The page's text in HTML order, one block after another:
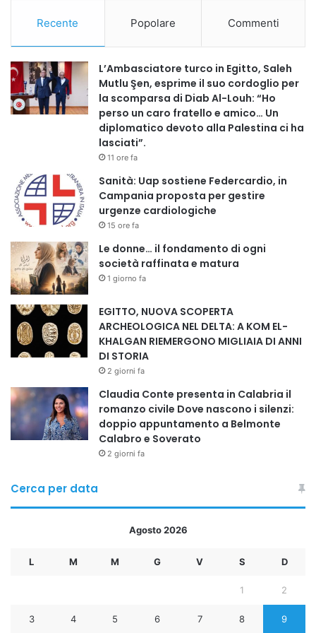
About Fondazione Milan
Dal 2003 a oggi, Fondazione Milan ha realizzato oltre 270
progetti sociali e investito 12,5 milioni di euro a beneficio
di più di 200mila giovani in 25 Paesi di tutto mondo,
utilizzando lo sport come strumento di inclusione e
riscatto sociale. Da sempre impegnata nel continente
africano, in Repubblica Democratica del Congo ha
promosso il suo primo progetto internazionale, proprio nel
2003, attraverso una campagna di vaccinazione rivolta a
circa 17mila bambine e bambini locali.
About Fondazione Mama Sofia
Fondata nel 2017 da Zakia Seddiki Attanasio, moglie
dell’ambasciatore italiano in Repubblica Democratica del
Congo Luca Attanasio, come associazione umanitaria e
diventata fondazione nel 2021, Fondazione Mama Sofia è
impegnata nella tutela dei diritti umani, civili, sociali e
politici dei giovani socialmente ed economicamente
svantaggiati. Opera in DRC dal 2017, attraverso iniziative
ideate per fornire una risposta immediata in situazioni di
grave disagio e difficoltà attraverso la realizzazione di
cooperazione internazionale
fondazione mama sofia fondazione milan
progetti umanitari
repubblica democratica del congo
Recente Popolare Commenti
L’Ambasciatore turco in Egitto, Saleh
Mutlu Şen, esprime il suo cordoglio per
la scomparsa di Diab Al-Louh: “Ho
perso un caro fratello e amico… Un
diplomatico devoto alla Palestina ci ha
lasciati”.
11 ore fa
Sanità: Uap sostiene Federcardio, in
Campania proposta per gestire
urgenze cardiologiche
15 ore fa
Le donne… il fondamento di ogni
società raffinata e matura
1 giorno fa
EGITTO, NUOVA SCOPERTA
ARCHEOLOGICA NEL DELTA: A KOM EL-
KHALGAN RIEMERGONO MIGLIAIA DI ANNI
DI STORIA
2 giorni fa
Claudia Conte presenta in Calabria il
romanzo civile Dove nascono i silenzi:
doppio appuntamento a Belmonte
Calabro e Soverato
2 giorni fa
Cerca per data
Agosto 2026
L M M G V S D
1 2
3 4 5 6 7 8 9